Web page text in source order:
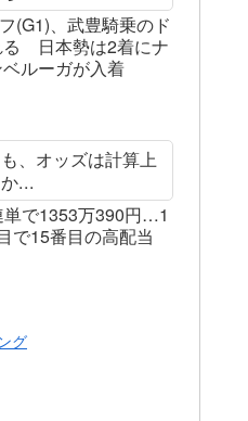
(G1)、武豊騎乗のド
る 日本勢は2着にナ
ルーガが入着
、オッズは計算上
...
単で1353万390円…1
で15番目の高配当
グ